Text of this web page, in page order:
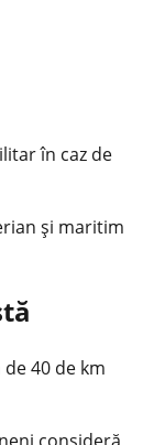
în caz de
și maritim
40 de km